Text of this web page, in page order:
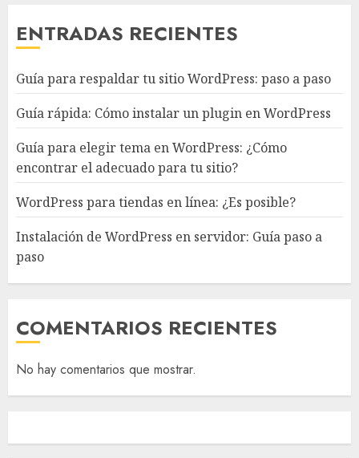
ENTRADAS RECIENTES
Guía para respaldar tu sitio WordPress: paso a paso
Guía rápida: Cómo instalar un plugin en WordPress
Guía para elegir tema en WordPress: ¿Cómo
encontrar el adecuado para tu sitio?
WordPress para tiendas en línea: ¿Es posible?
Instalación de WordPress en servidor: Guía paso a
paso
COMENTARIOS RECIENTES
No hay comentarios que mostrar.